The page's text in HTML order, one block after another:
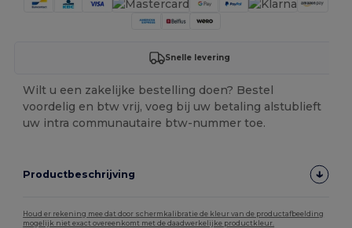
Snelle levering
Wilt u een zakelijke bestelling doen? Bestel
voordelig en btw vrij, voeg bij uw betaling alstublieft
uw intra communautaire btw-nummer toe.
Productbeschrijving
Houd er rekening mee dat door schermkalibratie de kleur van de productafbeelding
mogelijk niet exact overeenkomt met de daadwerkelijke productkleur.